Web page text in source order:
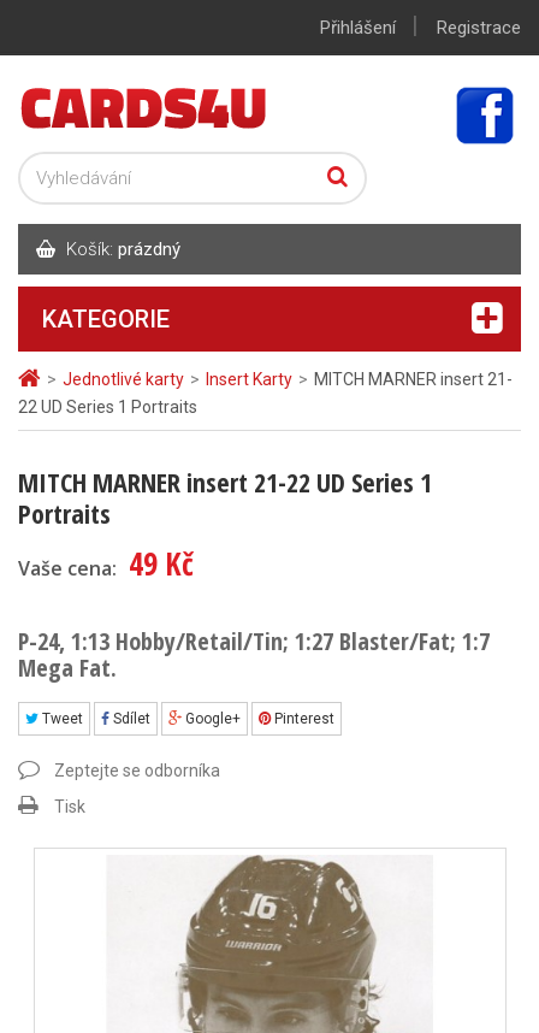
> Jednotlivé karty > Insert Karty > MITCH MARNER insert 21-
22 UD Series 1 Portraits
MITCH MARNER insert 21-22 UD Series 1
Portraits
Vaše cena: 49 Kč
P-24, 1:13 Hobby/Retail/Tin; 1:27 Blaster/Fat; 1:7
Mega Fat.
Tweet Sdílet Google+ Pinterest
Zeptejte se odborníka
Tisk
Přihlášení | Registrace
Košík: prázdný
KATEGORIE